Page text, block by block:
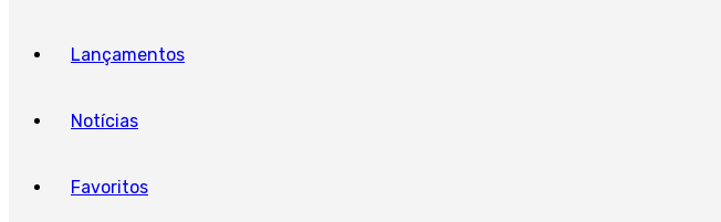
Lançamentos
Notícias
Favoritos